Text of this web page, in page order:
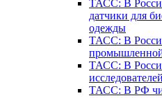
ТАСС: В
датчики для
одежды
ТАСС: В
ТАСС: В
ТАСС: В РФ